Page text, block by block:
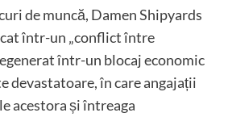
de muncă, Damen Shipyards
într-un „conflict între
într-un blocaj economic
devastatoare, în care angajații
acestora și întreaga